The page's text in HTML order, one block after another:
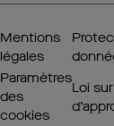
Mentions
légales
Paramètres
des
cookies
Loi